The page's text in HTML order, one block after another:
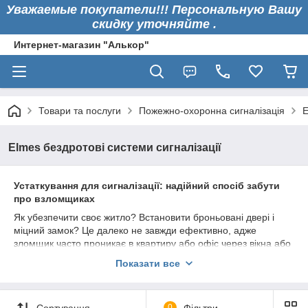
Уважаемые покупатели!!! Персональную Вашу
скидку уточняйте .
Интернет-магазин "Алькор"
Товари та послуги Пожежно-охоронна сигналізація
Elmes бездротові системи сигналізації
Устаткування для сигналізації: надійний спосіб забути
про взломщиках
Як убезпечити своє житло? Встановити броньовані двері і
міцний замок? Це далеко не завжди ефективно, адже
зломщик часто проникає в квартиру або офіс через вікна або
бути спокійним на рахунок збереження свого майна.
Як підібрати охоронну сигналізацію?
Показати все